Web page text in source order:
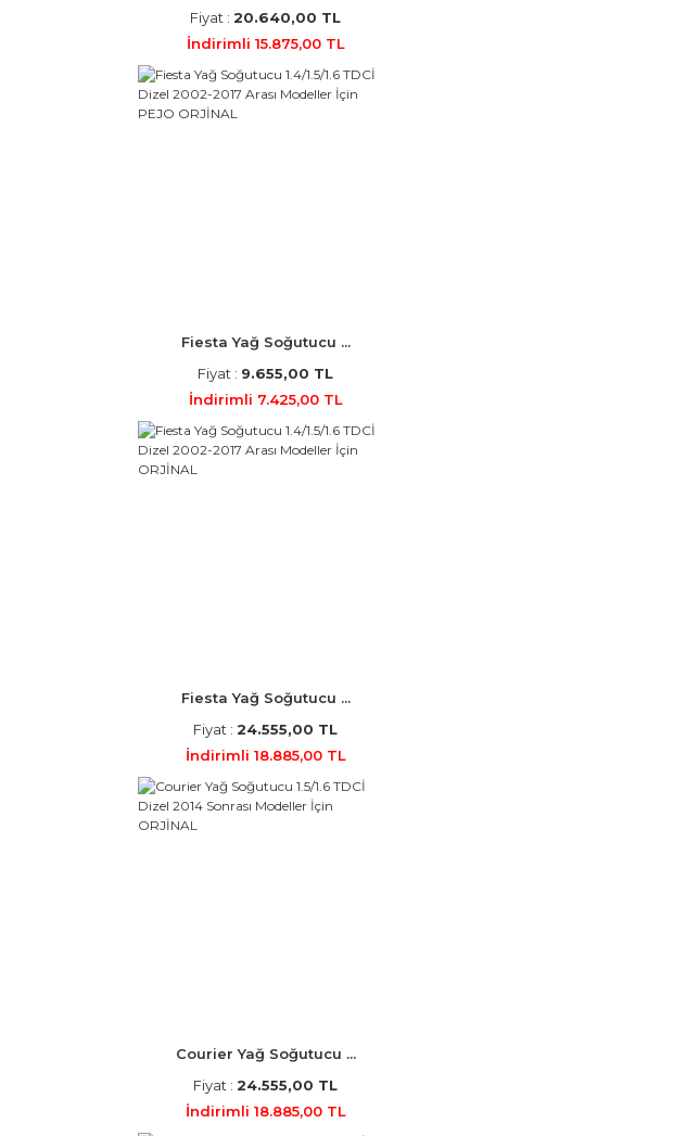
Fiyat : 20.640,00 TL
İndirimli 15.875,00 TL
Fiesta Yağ Soğutucu ...
Fiyat : 9.655,00 TL
İndirimli 7.425,00 TL
Fiesta Yağ Soğutucu ...
Fiyat : 24.555,00 TL
İndirimli 18.885,00 TL
Courier Yağ Soğutucu ...
Fiyat : 24.555,00 TL
İndirimli 18.885,00 TL